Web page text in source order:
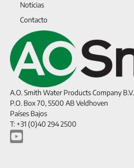
Noticias
Contacto
A.O. Smith Water Products Company B.V.
P.O. Box 70, 5500 AB Veldhoven
Países Bajos
T: +31 (0)40 294 2500